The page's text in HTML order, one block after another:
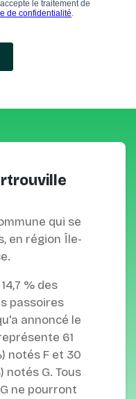
qui se
en région Île-
% des
passoires
annoncé le
61
notés F et 30
notés G. Tous
ne pourront